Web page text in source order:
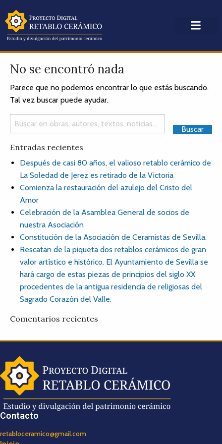
No se encontró nada
Parece que no podemos encontrar lo que estás buscando.
Tal vez buscar puede ayudar.
Entradas recientes
Después de casi 80 años, el valioso retablo cerámico de
La Soledad de Jerez es retirado de la Victoria
Comienza la restauración del azulejo del Cristo del
Amor
Celebración de la Asamblea General de socios de
nuestra Asociación
Constitución de la Asociación de Ceramistas de Sevilla.
Rescatan de la piqueta dos retablos cerámicos de gran
valor artístico e histórico. El Ayuntamiento de Sevilla se
hará cargo de estas piezas de principios del siglo XX
procedentes de la antigua residencia de religiosas del
Sagrado Corazón del Valle.
Comentarios recientes
Contacto
retabloceramico@gmail.com